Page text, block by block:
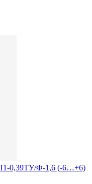
0,39ТУ/Ф-1,6 (-6…+6)